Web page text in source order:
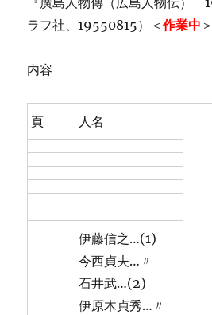
ラフ社、19550815）＜作業中 ＞
内容
頁 人名
伊藤信之…(1)
今西貞夫…〃
石井武…(2)
伊原木貞秀…〃